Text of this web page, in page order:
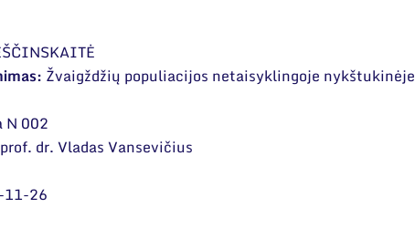
Žvaigždžių populiacijos netaisyklingoje nykštukinėje
N 002
prof. dr. Vladas Vansevičius
26